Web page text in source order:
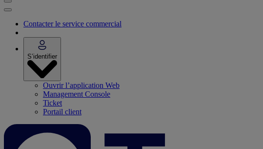
Contacter le service commercial
S’identifier
Ouvrir l’application Web
Management Console
Ticket
Portail client